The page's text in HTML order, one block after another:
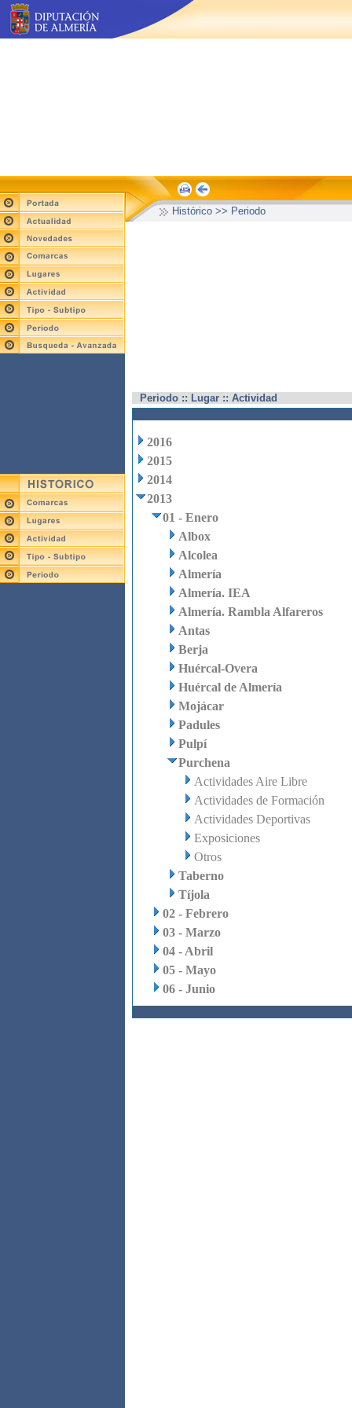
Histórico >> Periodo
Periodo :: Lugar :: Actividad
2016
2015
2014
2013
01 - Enero
Albox
Alcolea
Almería
Almería. IEA
Almería. Rambla Alfareros
Antas
Berja
Huércal-Overa
Huércal de Almería
Mojácar
Padules
Pulpí
Purchena
Actividades Aire Libre
Actividades de Formación
Actividades Deportivas
Exposiciones
Otros
Taberno
Tíjola
02 - Febrero
03 - Marzo
04 - Abril
05 - Mayo
06 - Junio